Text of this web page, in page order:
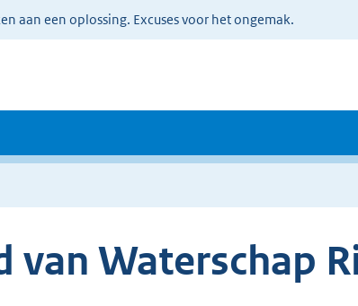
aan een oplossing. Excuses voor het ongemak.
van Waterschap